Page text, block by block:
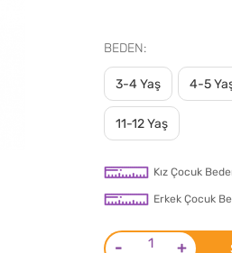
BEDEN
3-4 Yaş 4-5
11-12 Yaş
Kız Çocuk
Erkek Çocuk
- +